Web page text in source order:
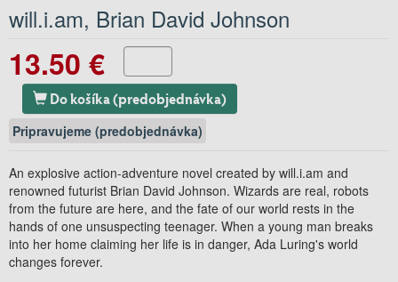
will.i.am, Brian David Johnson
13.50 €
Do košíka (predobjednávka)
Pripravujeme (predobjednávka)
An explosive action-adventure novel created by will.i.am and
renowned futurist Brian David Johnson. Wizards are real, robots
from the future are here, and the fate of our world rests in the
hands of one unsuspecting teenager. When a young man breaks
into her home claiming her life is in danger, Ada Luring's world
changes forever.